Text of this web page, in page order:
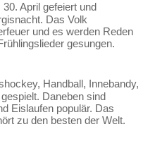
April gefeiert und
Das Volk
und es werden Reden
gesungen.
Handball, Innebandy,
Daneben sind
Eislaufen populär. Das
zu den besten der Welt.